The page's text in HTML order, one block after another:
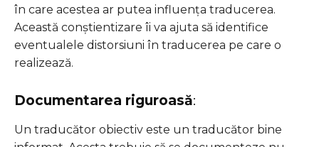
în care acestea ar putea influența traducerea.
Această conștientizare îi va ajuta să identifice
eventualele distorsiuni în traducerea pe care o
realizează.
Documentarea riguroasă:
Un traducător obiectiv este un traducător bine